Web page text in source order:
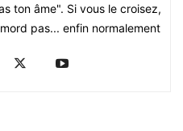
ton âme". Si vous le croisez,
pas... enfin normalement